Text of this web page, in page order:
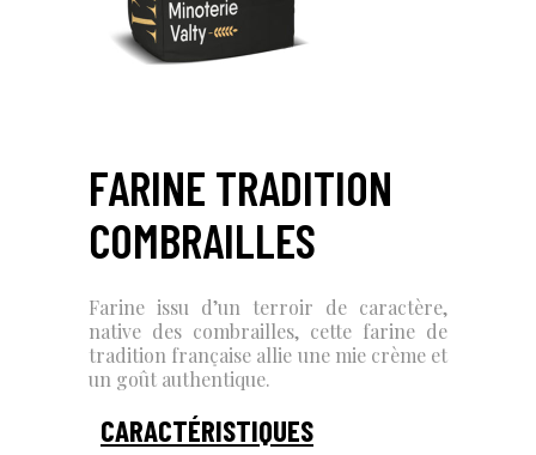
FARINE TRADITION
COMBRAILLES
Farine issu d’un terroir de caractère,
native des combrailles, cette farine de
tradition française allie une mie crème et
un goût authentique.
CARACTÉRISTIQUES